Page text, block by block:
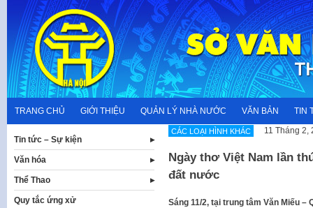
content
TRANG CHỦ GIỚI THIỆU QUẢN LÝ NHÀ NƯỚC VĂN BẢN TIN
CÁC LOẠI HÌNH KHÁC 11 Tháng 2,
Ngày thơ Việt Nam lần
đất nước
Sáng 11/2, tại trung tâm Văn Miếu
Tin tức – Sự kiện
Văn hóa
Thể Thao
Quy tắc ứng xử